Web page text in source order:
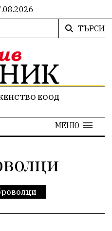
ТЪРСИ
ЕООД
МЕНЮ